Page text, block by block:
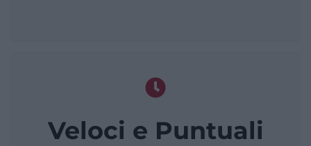
Veloci e Puntuali